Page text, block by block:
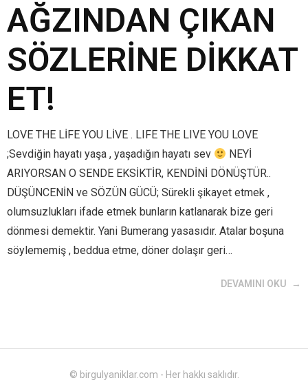
AĞZINDAN ÇIKAN
SÖZLERİNE DİKKAT
ET!
LOVE THE LİFE YOU LİVE . LIFE THE LIVE YOU LOVE
;Sevdiğin hayatı yaşa , yaşadığın hayatı sev
NEYİ
ARIYORSAN O SENDE EKSİKTİR, KENDİNİ DÖNÜŞTÜR..
DÜŞÜNCENİN ve SÖZÜN GÜCÜ; Sürekli şikayet etmek ,
olumsuzlukları ifade etmek bunların katlanarak bize geri
dönmesi demektir. Yani Bumerang yasasıdır. Atalar boşuna
söylememiş , beddua etme, döner dolaşır geri…
DEVAMINI OKU
© birgulyaniklar.com - Her hakkı saklıdır.